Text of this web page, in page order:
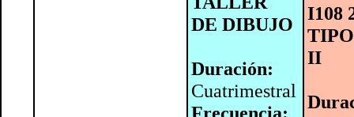
DE DIBUJO
Duración:
Cuatrimestral
Frecuencia:
I108
II